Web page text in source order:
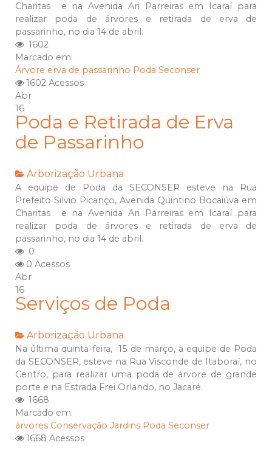
Charitas e na Avenida Ari Parreiras em Icaraí para
realizar poda de árvores e retirada de erva de
passarinho, no dia 14 de abril.
1602
Marcado em:
Árvore erva de passarinho Poda Seconser
1602 Acessos
Abr
16
Poda e Retirada de Erva
de Passarinho
Arborização Urbana
A equipe de Poda da SECONSER esteve na Rua
Prefeito Silvio Picanço, Avenida Quintino Bocaiúva em
Charitas e na Avenida Ari Parreiras em Icaraí para
realizar poda de árvores e retirada de erva de
passarinho, no dia 14 de abril.
0
0 Acessos
Abr
16
Serviços de Poda
Arborização Urbana
Na última quinta-feira, 15 de março, a equipe de Poda
da SECONSER, esteve na Rua Visconde de Itaboraí, no
Centro, para realizar uma poda de árvore de grande
porte e na Estrada Frei Orlando, no Jacaré.
1668
Marcado em:
árvores Conservação Jardins Poda Seconser
1668 Acessos